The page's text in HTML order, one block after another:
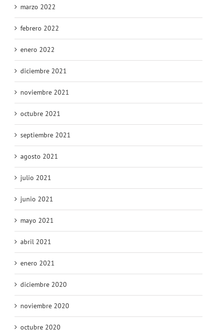
marzo 2022
febrero 2022
enero 2022
diciembre 2021
noviembre 2021
octubre 2021
septiembre 2021
agosto 2021
julio 2021
junio 2021
mayo 2021
abril 2021
enero 2021
diciembre 2020
noviembre 2020